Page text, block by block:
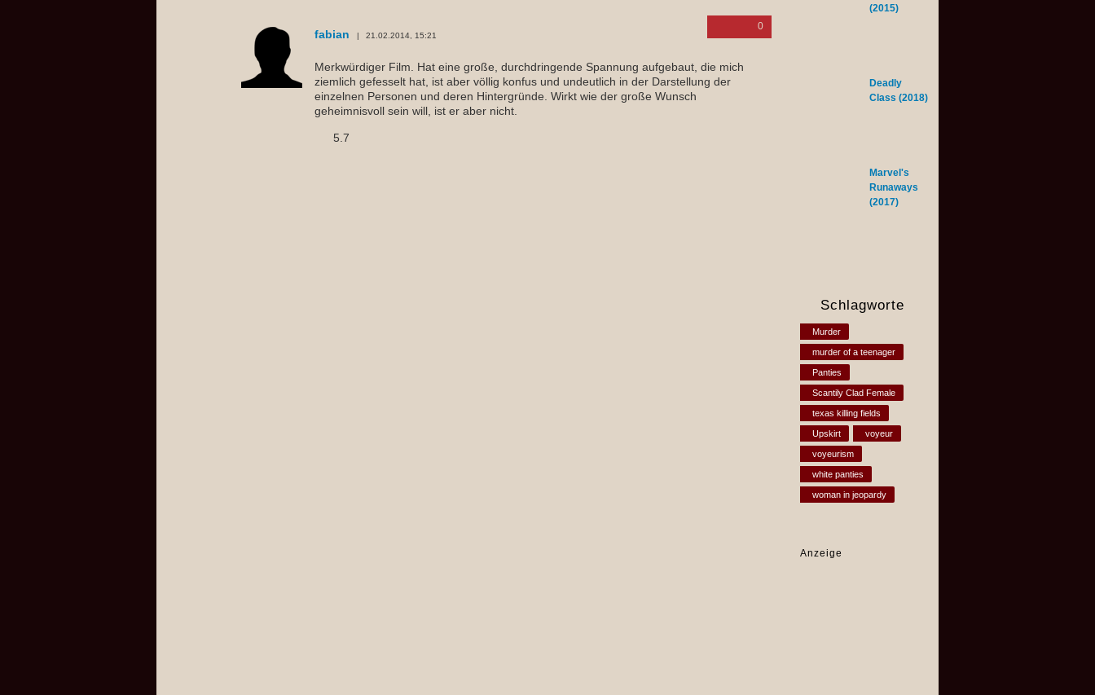
fabian 21.02.2014, 15:21
Merkwürdiger Film. Hat eine große, durchdringende Spannung aufgebaut, die mich
ziemlich gefesselt hat, ist aber völlig konfus und undeutlich in der Darstellung der
einzelnen Personen und deren Hintergründe. Wirkt wie der große Wunsch
geheimnisvoll sein will, ist er aber nicht.
5.7
0
(2015)
Deadly
Class (2018)
Marvel's
Runaways
(2017)
Schlagworte
Murder
murder of a teenager
Panties
Scantily Clad Female
texas killing fields
Upskirt voyeur
voyeurism
white panties
woman in jeopardy
Anzeige